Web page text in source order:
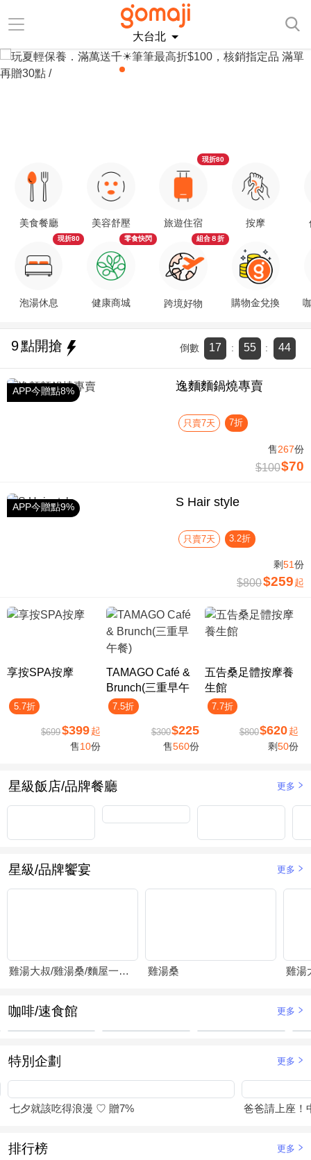
大台北
美食餐廳
泡湯休息
現折80
美容舒壓
健康商城
零食快閃
旅遊住宿
現折80
跨境好物
組合８折
按摩
購物金兌換
9點開搶 倒數 17 : 55 : 43
APP今贈點8% 逸麵麵鍋燒專賣
只賣7天 7折
售267份
$100$70
APP今贈點9% S Hair style
只賣7天 3.2折
剩51份
$800$259 起
享按SPA按摩
5.7折
$699$399 起
售10份
TAMAGO Café &
Brunch(三重早午
餐)
7.5折
$300$225
售560份
五告桑足體按摩養
生館
7.7折
$800$620 起
剩50份
星級飯店/品牌餐廳 更多
星級/品牌饗宴 更多
雞湯大叔/雞湯桑/麵屋一燈/賴山嶼 雞湯桑
咖啡/速食館 更多
特別企劃 更多
七夕就該吃得浪漫 ♡ 贈7% 爸爸請上座！
排行榜 更多